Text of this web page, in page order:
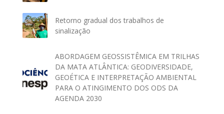
Retorno gradual dos trabalhos de
sinalização
ABORDAGEM GEOSSISTÊMICA EM TRILHAS
DA MATA ATLÂNTICA: GEODIVERSIDADE,
GEOÉTICA E INTERPRETAÇÃO AMBIENTAL
PARA O ATINGIMENTO DOS ODS DA
AGENDA 2030